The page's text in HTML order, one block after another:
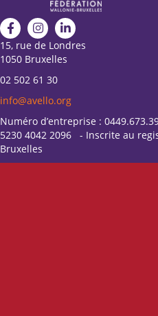
15, rue de Londres
1050 Bruxelles
02 502 61 30
info@avello.org
Numéro d’entreprise :
5230 4042 2096 - Inscrite au
Bruxelles